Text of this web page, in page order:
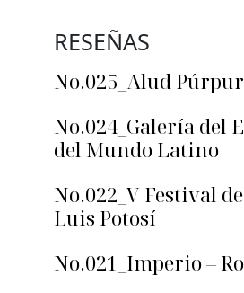
RESEÑAS
No.025_Alud
No.024_Galería del
del Mundo Latino
No.022_V Festival
Luis Potosí
No.021_Imperio –